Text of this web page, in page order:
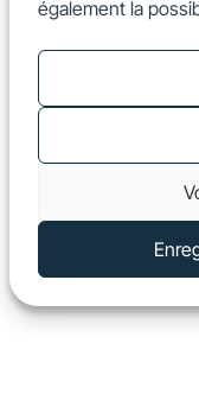
également la